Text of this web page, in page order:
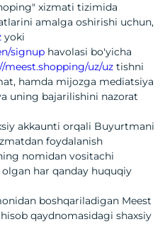
xizmati tizimida
amalga oshirishi uchun,
yoki
signup havolasi bo'yicha
meest.shopping/uz/uz tishni
hamda mijozga mediatsiya
uning bajarilishini nazorat
akkaunti orqali Buyurtmani
foydalanish
nomidan vositachi
har qanday huquqiy
boshqariladigan Meest
qaydnomasidagi shaxsiy